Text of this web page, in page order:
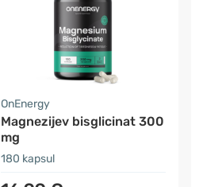
OnEnergy
Magnezijev bisglicinat 300
mg
180 kapsul